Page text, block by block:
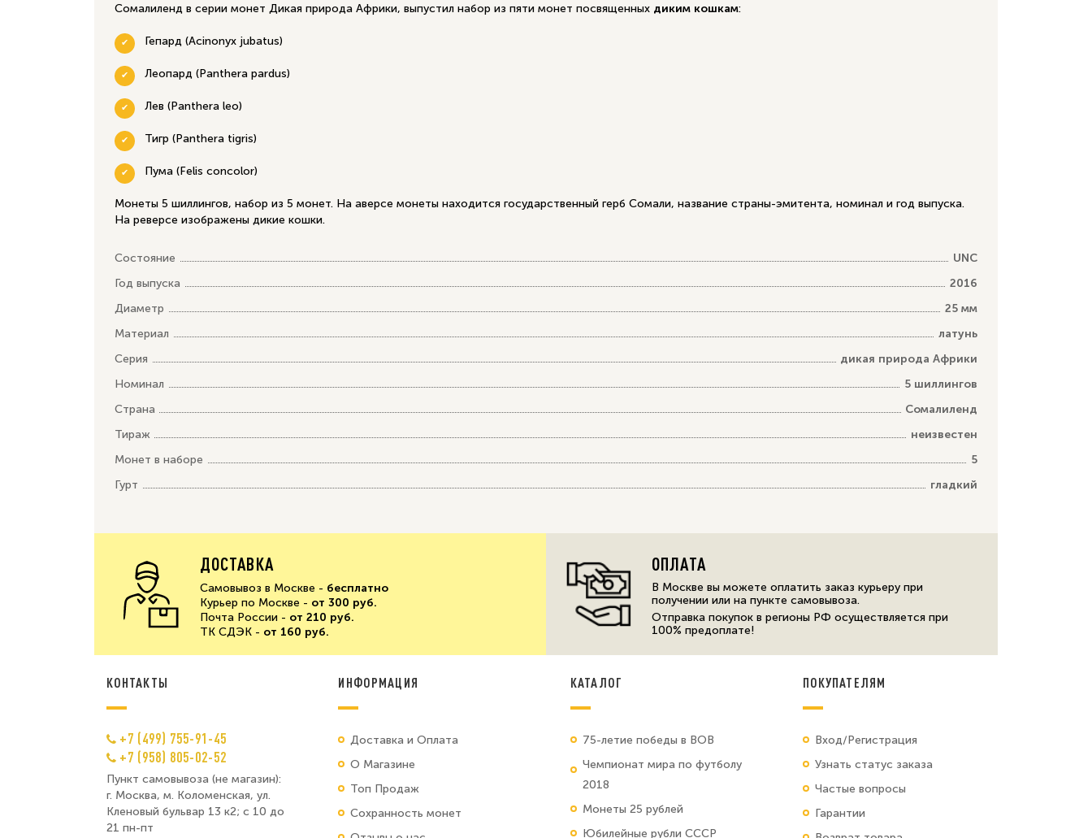
Сомалиленд в серии монет Дикая природа Африки, выпустил набор из пяти монет посвященных диким кошкам:
Гепард (Acinonyx jubatus)
Леопард (Panthera pardus)
Лев (Panthera leo)
Тигр (Panthera tigris)
Пума (Felis concolor)
Монеты 5 шиллингов, набор из 5 монет. На аверсе монеты находится государственный герб Сомали, название страны-эмитента, номинал и год выпуска.
На реверсе изображены дикие кошки.
Состояние
UNC
Год выпуска
2016
Диаметр
25 мм
Материал
латунь
Серия
дикая природа Африки
Номинал
5 шиллингов
Страна
Сомалиленд
Тираж
неизвестен
Монет в наборе
5
Гурт
гладкий
ДОСТАВКА
Самовывоз в Москве - бесплатно
Курьер по Москве - от 300 руб.
Почта России - от 210 руб.
ТК СДЭК - от 160 руб.
ОПЛАТА
В Москве вы можете оплатить заказ курьеру при
получении или на пункте самовывоза.
Отправка покупок в регионы РФ осуществляется при
100% предоплате!
КОНТАКТЫ
+7 (499) 755-91-45
+7 (958) 805-02-52
Пункт самовывоза (не магазин):
г. Москва, м. Коломенская, ул.
Кленовый бульвар 13 к2; с 10 до
21 пн-пт
ИНФОРМАЦИЯ
Доставка и Оплата
О Магазине
Топ Продаж
Сохранность монет
КАТАЛОГ
75-летие победы в ВОВ
Чемпионат мира по футболу
2018
Монеты 25 рублей
Юбилейные рубли СССР
ПОКУПАТЕЛЯМ
Вход/Регистрация
Узнать статус заказа
Частые вопросы
Гарантии